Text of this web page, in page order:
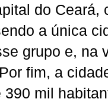
do Ceará,
a única
grupo e, na
fim, a
390 mil